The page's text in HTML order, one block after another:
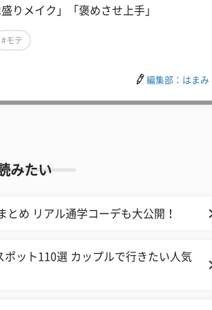
りメイク」「褒めさせ上手」
#モテ
編集部：はまみ
みたい
とめ リアル通学コーデも大公開！
ポット110選 カップルで行きたい人気